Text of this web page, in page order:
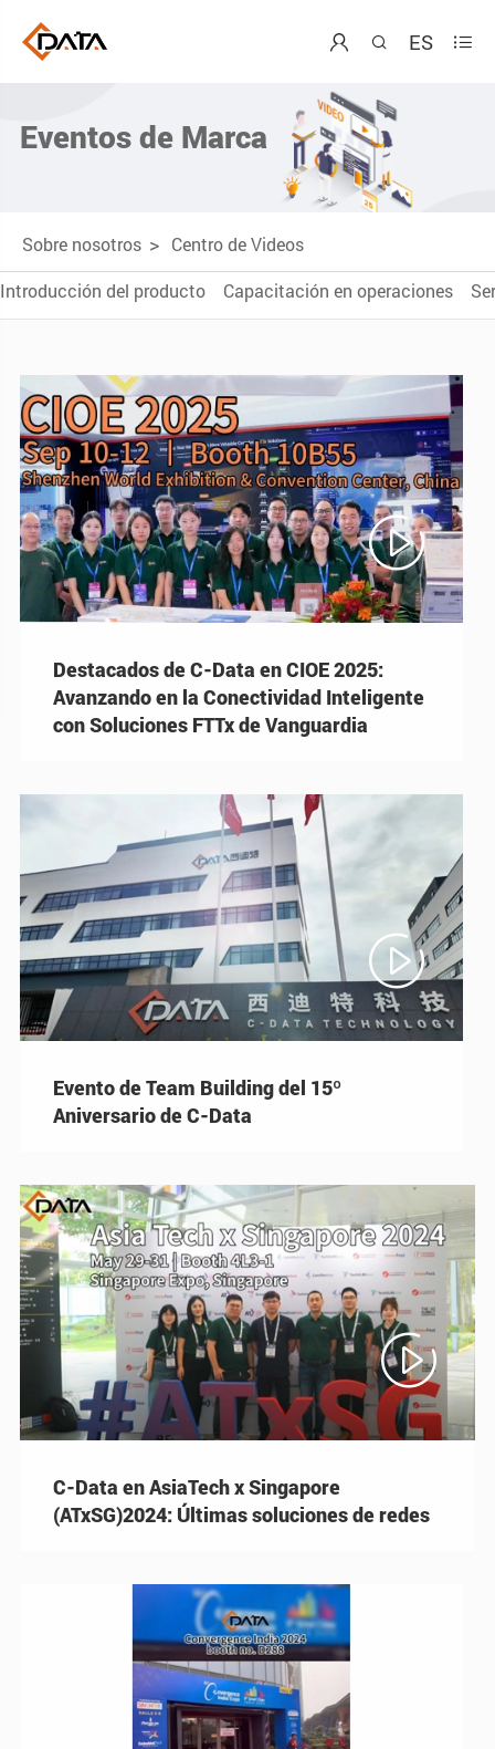
  ES 
Eventos de Marca
Sobre nosotros
Centro de Videos
Introducción del producto
Capacitación en operaciones

Destacados de C-Data en CIOE 2025:
Avanzando en la Conectividad Inteligente
con Soluciones FTTx de Vanguardia

Evento de Team Building del 15º
Aniversario de C-Data

C-Data en AsiaTech x Singapore
(ATxSG)2024: Últimas soluciones de redes